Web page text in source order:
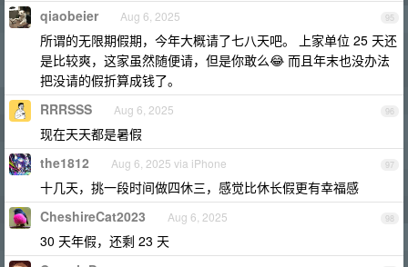
95
qiaobeier Aug 6, 2025
所谓的无限期假期，今年大概请了七八天吧。 上家单位 25 天还
是比较爽，这家虽然随便请，但是你敢么😂 而且年末也没办法
把没请的假折算成钱了。
96
RRRSSS Aug 6, 2025
现在天天都是暑假
97
the1812 Aug 6, 2025 via iPhone
十几天，挑一段时间做四休三，感觉比休长假更有幸福感
98
CheshireCat2023 Aug 6, 2025
30 天年假，还剩 23 天